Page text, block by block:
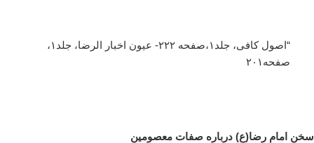
“اصول کافی، جلد۱،صفحه ۲۲۲- عیون اخبار الرضا، جلد۱،
صفحه۲۰۱
سخن امام رضا(ع) درباره صفات معصومین